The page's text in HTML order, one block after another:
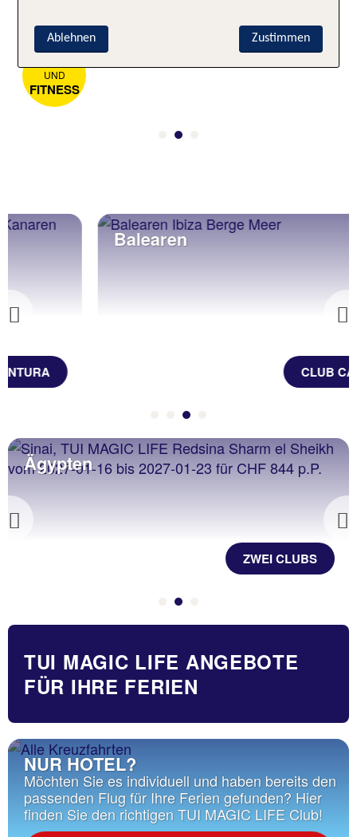
UND
FITNESS
Previous
Balearen
CLUB CALA PADA
Previous
Ägypten
ZWEI CLUBS
TUI MAGIC LIFE ANGEBOTE
FÜR IHRE FERIEN
NUR HOTEL?
Möchten Sie es individuell und haben bereits den
passenden Flug für Ihre Ferien gefunden? Hier
finden Sie den richtigen TUI MAGIC LIFE Club!
Zustimmen
Ablehnen